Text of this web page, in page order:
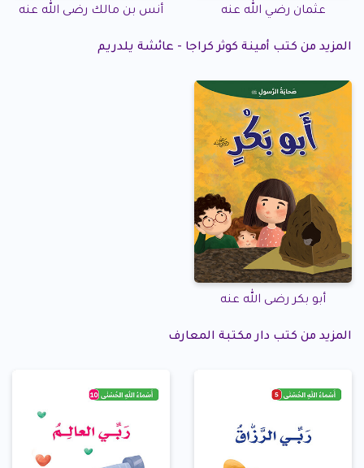
عثمان رضي الله عنه أنس بن مالك رضى الله عنه
المزيد من كتب أمينة كوثر كراجا - عائشة يلدريم
أبو بكر رضى الله عنه
المزيد من كتب دار مكتبة المعارف